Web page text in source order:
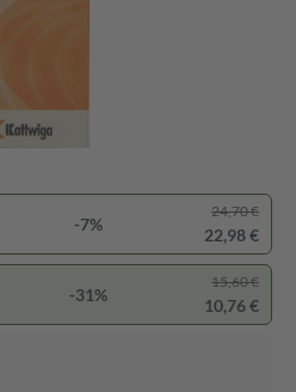
-7%
24,70 €
22,98 €
-31%
15,60 €
10,76 €